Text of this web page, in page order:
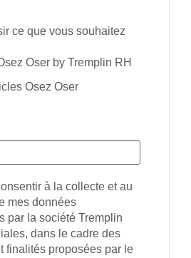
ce que vous souhaitez
Oser by Tremplin RH
Osez Oser
à la collecte et au
mes données
par la société Tremplin
dans le cadre des
finalités proposées par le